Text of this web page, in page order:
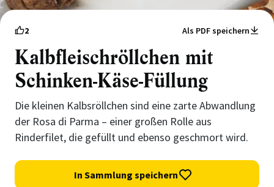
2 Als PDF speichern
Kalbfleischröllchen mit
Schinken-Käse-Füllung
Die kleinen Kalbsröllchen sind eine zarte Abwandlung
der Rosa di Parma – einer großen Rolle aus
Rinderfilet, die gefüllt und ebenso geschmort wird.
In Sammlung speichern